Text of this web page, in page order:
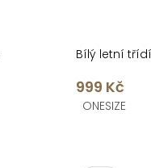
Bílý letní
999 Kč
ONESIZE